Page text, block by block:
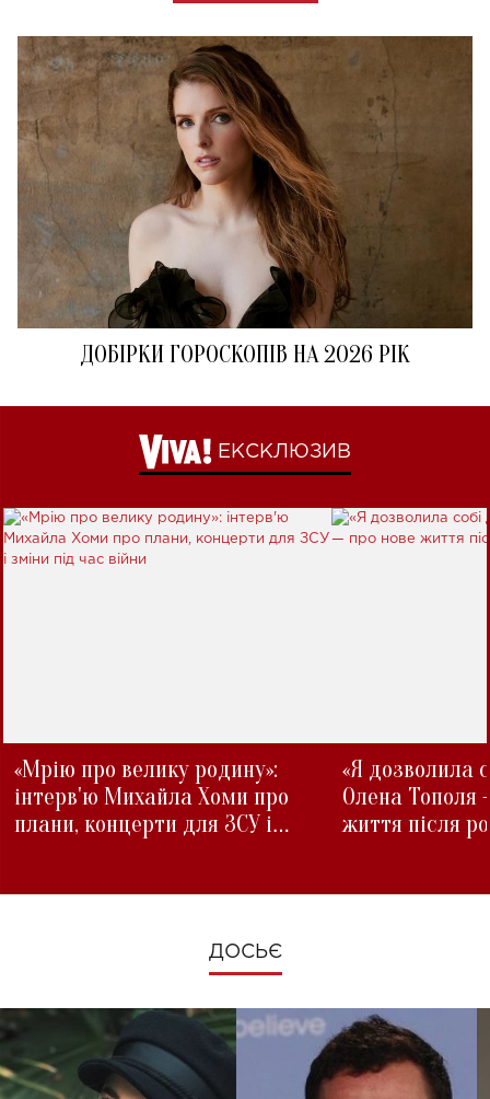
ДОБІРКИ ГОРОСКОПІВ НА 2026 РІК
ЕКСКЛЮЗИВ
«Мрію про велику родину»:
інтерв'ю Михайла Хоми про
плани, концерти для ЗСУ і
«Я дозволила
Олена Тополя
життя після
ДОСЬЄ